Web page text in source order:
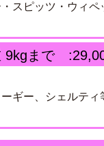
スピッツ・ウィペ
9kgまで
ーギー、シェルティ